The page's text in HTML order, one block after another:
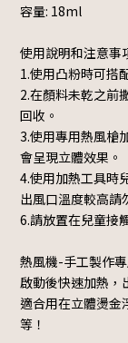
容量: 18ml
使用說明和注意事
1.使用凸粉時可搭
2.在顏料未乾之前
回收。
3.使用專用熱風槍
會呈現立體效果。
4.使用加熱工具時
出風口溫度較高請
6.請放置在兒童接
熱風機-手工製作
啟動後快速加熱，
適合用在立體燙金
等！